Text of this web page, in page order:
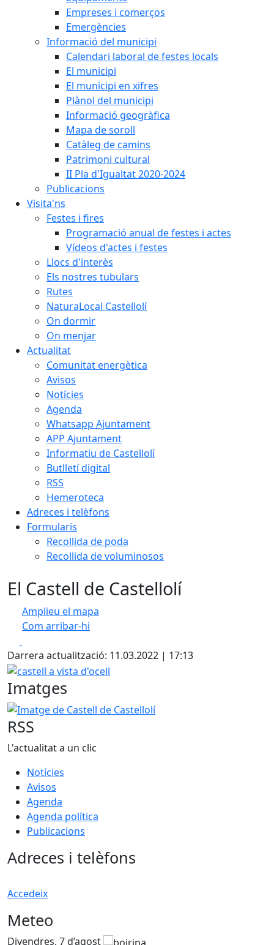
Empreses i comerços
Emergències
Informació del municipi
Calendari laboral de festes locals
El municipi
El municipi en xifres
Plànol del municipi
Informació geogràfica
Mapa de soroll
Catàleg de camins
Patrimoni cultural
II Pla d'Igualtat 2020-2024
Publicacions
Visita'ns
Festes i fires
Programació anual de festes i actes
Vídeos d'actes i festes
Llocs d'interès
Els nostres tubulars
Rutes
NaturaLocal Castellolí
On dormir
On menjar
Actualitat
Comunitat energètica
Avisos
Notícies
Agenda
Whatsapp Ajuntament
APP Ajuntament
Informatiu de Castellolí
Butlletí digital
RSS
Hemeroteca
Adreces i telèfons
Formularis
Recollida de poda
Recollida de voluminosos
El Castell de Castellolí
Amplieu el mapa
Com arribar-hi
+
−
Darrera actualització: 11.03.2022 | 17:13
castell a vista d'ocell
Imatges
Imatge de Castell de Castellolí
RSS
L'actualitat a un clic
Notícies
Avisos
Agenda
Agenda política
Publicacions
Adreces i telèfons
Accedeix
Meteo
Divendres, 7 d’agost